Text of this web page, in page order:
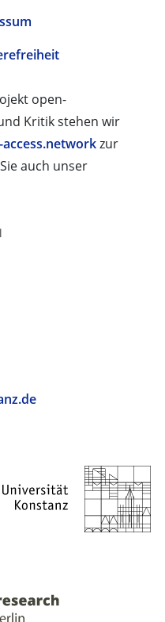
open-
Kritik stehen wir
zur
auch unser